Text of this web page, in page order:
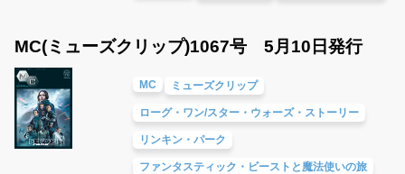
MC(ミューズクリップ)1067号 5月10日発行
MC ミューズクリップ
ローグ・ワン/スター・ウォーズ・ストーリー
リンキン・パーク
ファンタスティック・ビーストと魔法使いの旅